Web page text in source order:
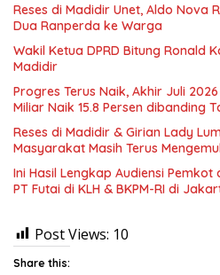
Reses di Madidir Unet, Aldo Nova
Dua Ranperda ke Warga
Wakil Ketua DPRD Bitung Ronald
Madidir
Progres Terus Naik, Akhir Juli 2026
Miliar Naik 15.8 Persen dibanding
Reses di Madidir & Girian Lady
Masyarakat Masih Terus
Ini Hasil Lengkap Audiensi Pemkot
PT Futai di KLH & BKPM-RI di
Post Views: 10
Share this: